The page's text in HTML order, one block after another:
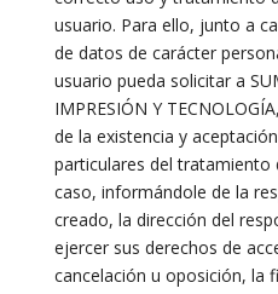
usuario. Para ello, junto a
de datos de carácter
usuario pueda solicitar a
IMPRESIÓN Y
de la existencia y
particulares del tratamiento
caso, informándole de la
creado, la dirección del
ejercer sus derechos de
cancelación u oposición, la